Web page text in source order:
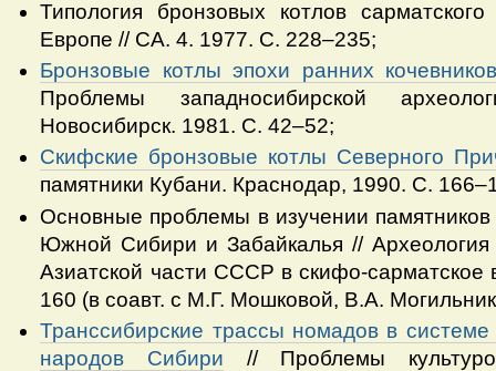
Типология бронзовых котлов
Европе // СА. 4. 1977. С. 228–235;
Бронзовые котлы эпохи ранних
Проблемы западносибирской
Новосибирск. 1981. С. 42–52;
Скифские бронзовые котлы Северного
памятники Кубани. Краснодар, 1990. С.
Основные проблемы в изучении памятников
Южной Сибири и Забайкалья //
Азиатской части СССР в скифо-
160 (в соавт. с М.Г. Мошковой, В.А.
Транссибирские трассы номадов в системе
народов Сибири // Проблемы